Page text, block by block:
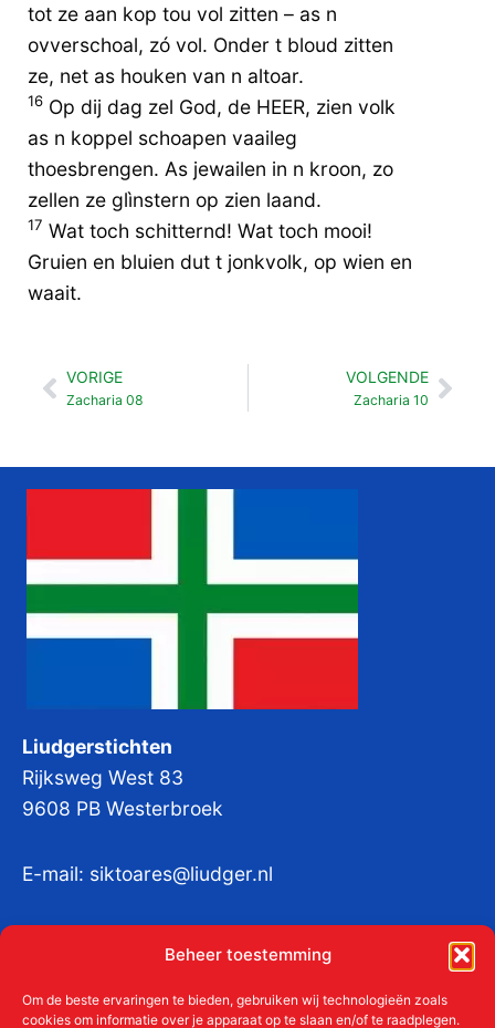
Beheer toestemming
Om de beste ervaringen te bieden, gebruiken wij technologieën zoals
cookies om informatie over je apparaat op te slaan en/of te raadplegen.
tot ze aan kop tou vol zitten – as n
ovverschoal, zó vol. Onder t bloud zitten
ze, net as houken van n altoar.
16 Op dij dag zel God, de HEER, zien volk
as n koppel schoapen vaaileg
thoesbrengen. As jewailen in n kroon, zo
zellen ze glìnstern op zien laand.
17 Wat toch schitternd! Wat toch mooi!
Gruien en bluien dut t jonkvolk, op wien en
waait.
Vorige
VORIGE
Zacharia 08
VOLGENDE
Zacharia 10
Liudgerstichten
Rijksweg West 83
9608 PB Westerbroek
E-mail: siktoares@liudger.nl
KvKnr:41011712